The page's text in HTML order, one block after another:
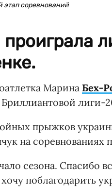
этап соревнований
проиграла
Марина Бех-
лиги-
прыжков
на
сезона. Спасибо
поблагодарить